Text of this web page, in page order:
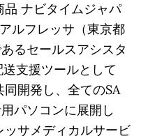
ナビタイムジャパ
ルフレッサ（東京都
るセールスアシスタ
支援ツールとして
同開発し、全てのSA
パソコンに展開し
サメディカルサービ